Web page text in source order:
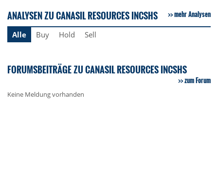
ANALYSEN ZU CANASIL RESOURCES INCSHS mehr Analysen
Alle Buy Hold Sell
FORUMSBEITRÄGE ZU CANASIL RESOURCES INCSHS
zum Forum
Keine Meldung vorhanden